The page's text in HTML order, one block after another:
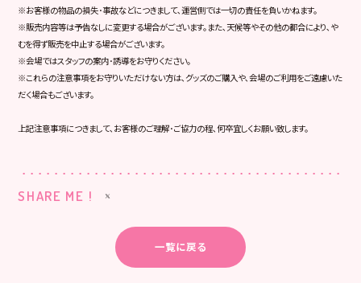
※お客様の物品の損失･事故などにつきまして､運営側では一切の責任を負いかねます。
※販売内容等は予告なしに変更する場合がございます。また､天候等やその他の都合により､や
むを得ず販売を中止する場合がございます。
※会場ではスタッフの案内･誘導をお守りください。
※これらの注意事項をお守りいただけない方は､グッズのご購入や､会場のご利用をご遠慮いた
だく場合もございます。
上記注意事項につきまして､お客様のご理解･ご協力の程､何卒宜しくお願い致します。
SHARE ME !
一覧に戻る